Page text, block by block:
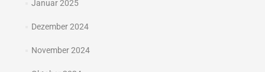
Januar 2025
Dezember 2024
November 2024